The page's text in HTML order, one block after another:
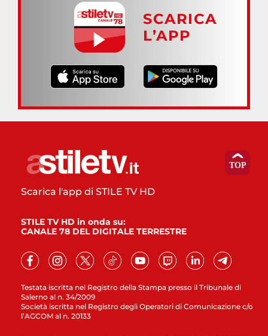
SCARICA
L’APP
Testata iscritta nel Registro della Stampa presso il Tribunale di
Salerno al n. 34/2009
Società iscritta nel Registro degli Operatori di Comunicazione c/o
l’AGCOM al n. 20133
Scarica l'app di STILE TV HD
STILE TV HD in onda su:
CANALE 78 DEL DIGITALE TERRESTRE